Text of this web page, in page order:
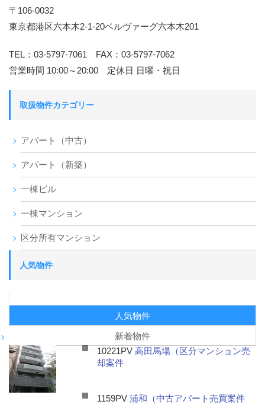
〒106-0032
東京都港区六本木2-1-20ベルヴァーグ六本木201
TEL：03-5797-7061 FAX：03-5797-7062
営業時間 10:00～20:00 定休日 日曜・祝日
取扱物件カテゴリー
アパート（中古）
アパート（新築）
一棟ビル
一棟マンション
区分所有マンション
人気物件
人気物件
新着物件
10221PV高田馬場（区分マンション売
却案件
1159PV浦和（中古アパート売買案件